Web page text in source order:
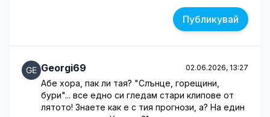
Публикувай
Georgi69 02.06.2026, 13:27
Абе хора, пак ли тая? "Слънце, горещини,
бури"... все едно си гледам стари клипове от
лятото! Знаете как е с тия прогнози, а? На един